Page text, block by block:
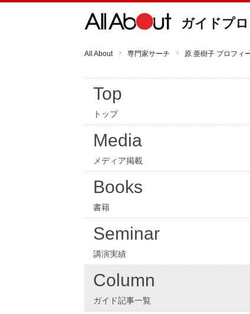
ガイドプ
All About 専門家サーチ 原 亜樹子 プロフィ
Top
トップ
Media
メディア掲載
Books
書籍
Seminar
講演実績
Column
ガイド記事一覧